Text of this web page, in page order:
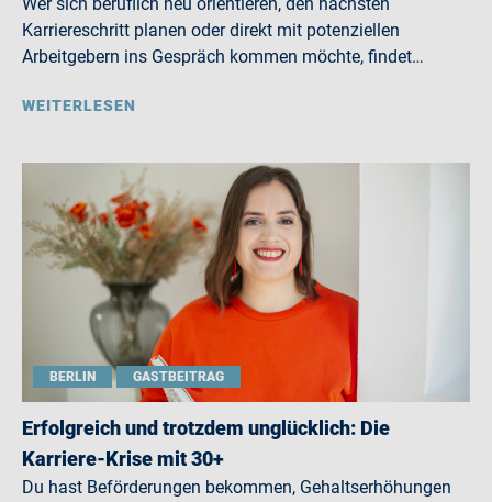
Karriereschritt planen oder direkt mit potenziellen
Arbeitgebern ins Gespräch kommen möchte, findet…
WEITERLESEN
BERLIN GASTBEITRAG
Erfolgreich und trotzdem unglücklich: Die
Karriere-Krise mit 30+
Du hast Beförderungen bekommen, Gehaltserhöhungen